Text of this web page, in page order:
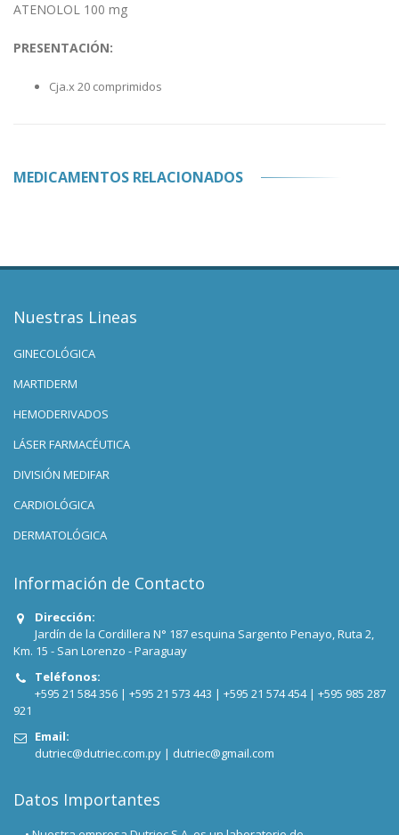
ATENOLOL 100 mg
PRESENTACIÓN:
Cja.x 20 comprimidos
MEDICAMENTOS RELACIONADOS
Nuestras Lineas
GINECOLÓGICA
MARTIDERM
HEMODERIVADOS
LÁSER FARMACÉUTICA
DIVISIÓN MEDIFAR
CARDIOLÓGICA
DERMATOLÓGICA
Información de Contacto
Dirección:
Jardín de la Cordillera N° 187 esquina Sargento Penayo, Ruta 2,
Km. 15 - San Lorenzo - Paraguay
Teléfonos:
+595 21 584 356 | +595 21 573 443 | +595 21 574 454 | +595 985 287
921
Email:
dutriec@dutriec.com.py | dutriec@gmail.com
Datos Importantes